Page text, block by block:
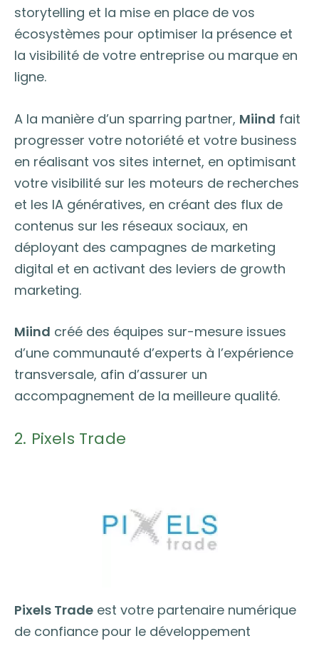
storytelling et la mise en place de vos
écosystèmes pour optimiser la présence et
la visibilité de votre entreprise ou marque en
ligne.
A la manière d’un sparring partner, Miind fait
progresser votre notoriété et votre business
en réalisant vos sites internet, en optimisant
votre visibilité sur les moteurs de recherches
et les IA génératives, en créant des flux de
contenus sur les réseaux sociaux, en
déployant des campagnes de marketing
digital et en activant des leviers de growth
marketing.
Miind créé des équipes sur-mesure issues
d’une communauté d’experts à l’expérience
transversale, afin d’assurer un
accompagnement de la meilleure qualité.
2. Pixels Trade
Pixels Trade est votre partenaire numérique
de confiance pour le développement